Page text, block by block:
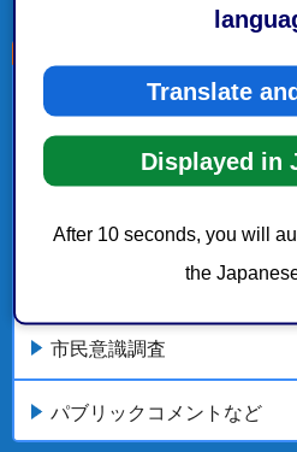
Translate
Displayed in
After 10 seconds, you will
the
こちらの記事も読まれて
令和7年度市民意識調査結果
パブリックコメントなど市
市民意識調査
パブリックコメントなど